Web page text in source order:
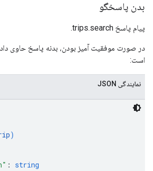
بدن پاسخگو
پیام پاسخ trips.search.
در صورت موفقیت آمیز بودن، بدنه پاسخ حاوی
است:
نمایندگی JSON
)
: string